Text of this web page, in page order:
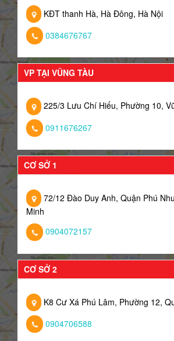
KĐT thanh Hà, Hà Đông, Hà Nội
0384676767
VP TẠI VŨNG TÀU
225/3 Lưu Chí Hiếu, Phường 10,
0911676267
CƠ SỞ 1
72/12 Đào Duy Anh, Quận Phú
Minh
0904072157
CƠ SỞ 2
K8 Cư Xá Phú Lâm, Phường 12,
0904706588